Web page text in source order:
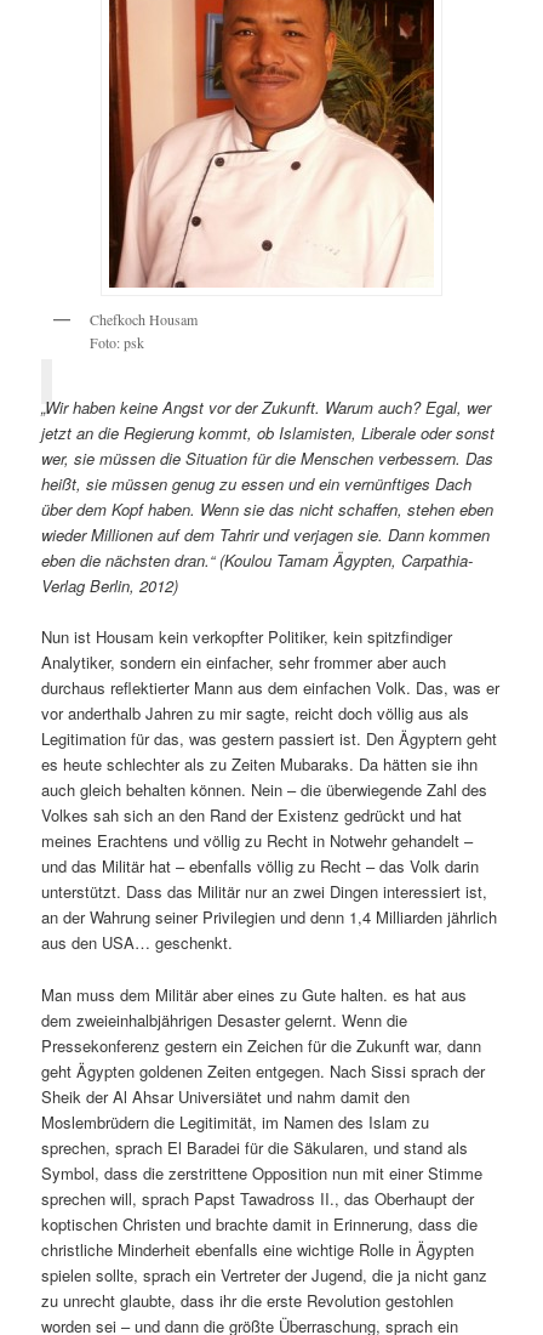
Chefkoch Housam
Foto: psk
„Wir haben keine Angst vor der Zukunft. Warum auch? Egal, wer
jetzt an die Regierung kommt, ob Islamisten, Liberale oder sonst
wer, sie müssen die Situation für die Menschen verbessern. Das
heißt, sie müssen genug zu essen und ein vernünftiges Dach
über dem Kopf haben. Wenn sie das nicht schaffen, stehen eben
wieder Millionen auf dem Tahrir und verjagen sie. Dann kommen
eben die nächsten dran.“ (Koulou Tamam Ägypten, Carpathia-
Verlag Berlin, 2012)
Nun ist Housam kein verkopfter Politiker, kein spitzfindiger
Analytiker, sondern ein einfacher, sehr frommer aber auch
durchaus reflektierter Mann aus dem einfachen Volk. Das, was er
vor anderthalb Jahren zu mir sagte, reicht doch völlig aus als
Legitimation für das, was gestern passiert ist. Den Ägyptern geht
es heute schlechter als zu Zeiten Mubaraks. Da hätten sie ihn
auch gleich behalten können. Nein – die überwiegende Zahl des
Volkes sah sich an den Rand der Existenz gedrückt und hat
meines Erachtens und völlig zu Recht in Notwehr gehandelt –
und das Militär hat – ebenfalls völlig zu Recht – das Volk darin
unterstützt. Dass das Militär nur an zwei Dingen interessiert ist,
an der Wahrung seiner Privilegien und denn 1,4 Milliarden jährlich
aus den USA… geschenkt.
Man muss dem Militär aber eines zu Gute halten. es hat aus
dem zweieinhalbjährigen Desaster gelernt. Wenn die
Pressekonferenz gestern ein Zeichen für die Zukunft war, dann
geht Ägypten goldenen Zeiten entgegen. Nach Sissi sprach der
Sheik der Al Ahsar Universiätet und nahm damit den
Moslembrüdern die Legitimität, im Namen des Islam zu
sprechen, sprach El Baradei für die Säkularen, und stand als
Symbol, dass die zerstrittene Opposition nun mit einer Stimme
sprechen will, sprach Papst Tawadross II., das Oberhaupt der
koptischen Christen und brachte damit in Erinnerung, dass die
christliche Minderheit ebenfalls eine wichtige Rolle in Ägypten
spielen sollte, sprach ein Vertreter der Jugend, die ja nicht ganz
zu unrecht glaubte, dass ihr die erste Revolution gestohlen
worden sei – und dann die größte Überraschung, sprach ein